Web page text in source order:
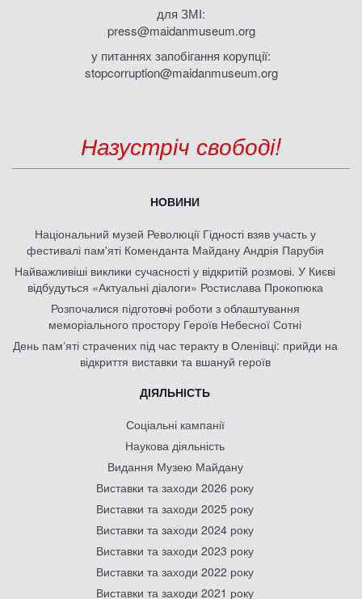
для ЗМІ:
press@maidanmuseum.org
у питаннях запобігання корупції:
stopcorruption@maidanmuseum.org
Назустріч свободі!
НОВИНИ
Національний музей Революції Гідності взяв участь у
фестивалі пам'яті Коменданта Майдану Андрія Парубія
Найважливіші виклики сучасності у відкритій розмові. У Києві
відбудуться «Актуальні діалоги» Ростислава Прокопюка
Розпочалися підготовчі роботи з облаштування
меморіального простору Героїв Небесної Сотні
День памʼяті страчених під час теракту в Оленівці: прийди на
відкриття виставки та вшануй героїв
ДІЯЛЬНІСТЬ
Соціальні кампанії
Наукова діяльність
Видання Музею Майдану
Виставки та заходи 2026 року
Виставки та заходи 2025 року
Виставки та заходи 2024 року
Виставки та заходи 2023 року
Виставки та заходи 2022 року
Виставки та заходи 2021 року